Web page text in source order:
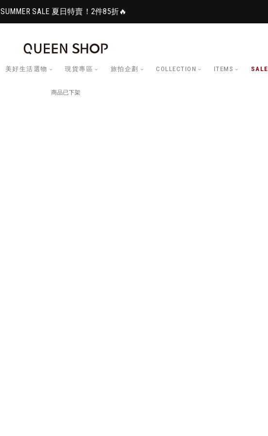
SUMMER SALE 夏日特賣！2件85折🔥
美好生活選物 現貨專區 旅拍企劃 COLLECTION ITEMS SALE
商品已下架